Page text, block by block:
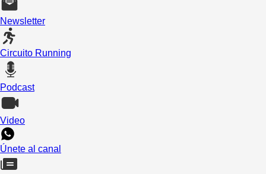
Newsletter
Circuito Running
Podcast
Video
Únete al canal